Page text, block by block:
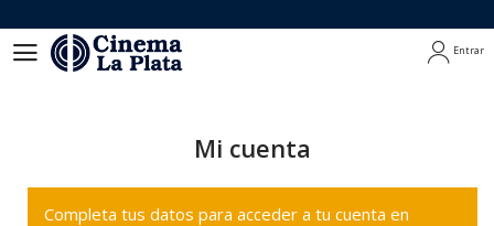
Entrar
Mi cuenta
Completa tus datos para acceder a tu cuenta en